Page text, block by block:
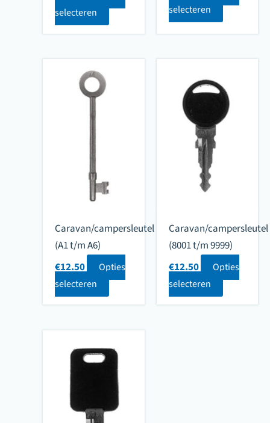
selecteren
selecteren
Caravan/campersleutel
(A1 t/m A6)
€12.50
Opties
selecteren
Caravan/campersleutel
(8001 t/m 9999)
€12.50
Opties
selecteren